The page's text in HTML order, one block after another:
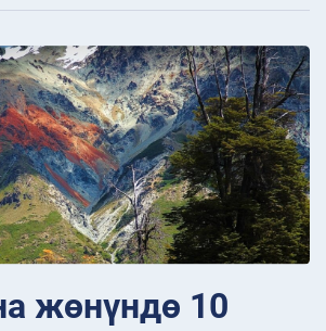
жөнүндө 10